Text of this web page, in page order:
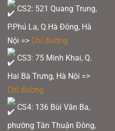
CS2: 521 Quang Trung,
P.Phú La, Q.Hà Đông, Hà
Nội => Chỉ đường
CS3: 75 Minh Khai, Q.
Hai Bà Trưng, Hà Nội =>
Chỉ đường
CS4: 136 Bùi Văn Ba,
phường Tân Thuận Đông,